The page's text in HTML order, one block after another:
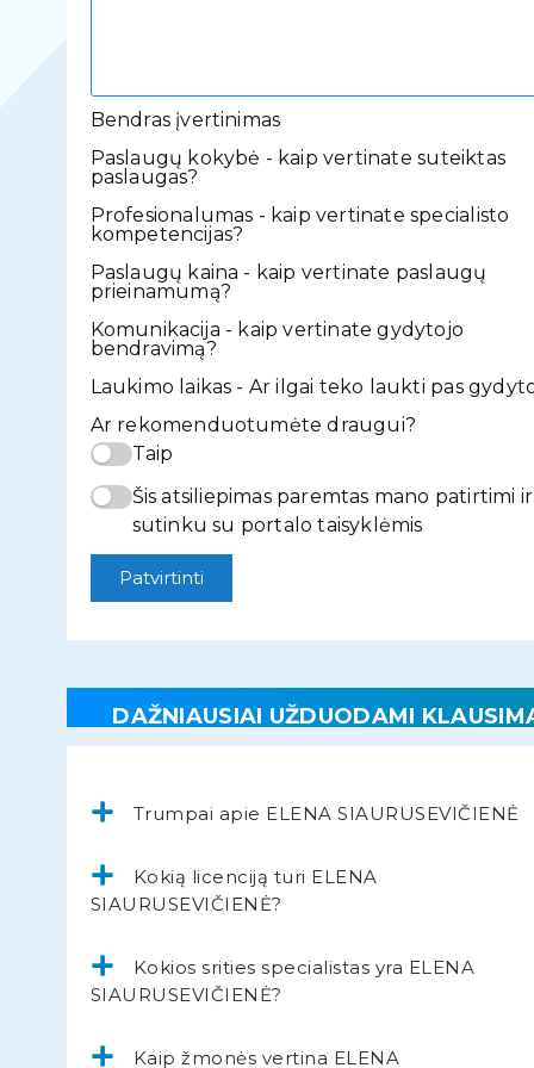
Bendras įvertinimas
Paslaugų kokybė - kaip vertinate suteiktas
paslaugas?
Profesionalumas - kaip vertinate specialisto
kompetencijas?
Paslaugų kaina - kaip vertinate paslaugų
prieinamumą?
Komunikacija - kaip vertinate gydytojo
bendravimą?
Laukimo laikas - Ar ilgai teko laukti pas
Ar rekomenduotumėte draugui?
Taip
Šis atsiliepimas paremtas mano patirtimi ir
sutinku su portalo taisyklėmis
Patvirtinti
DAŽNIAUSIAI UŽDUODAMI
Trumpai apie ELENA SIAURUSEVIČIENĖ
Kokią licenciją turi ELENA
SIAURUSEVIČIENĖ?
Kokios srities specialistas yra ELENA
SIAURUSEVIČIENĖ?
Kaip žmonės vertina ELENA